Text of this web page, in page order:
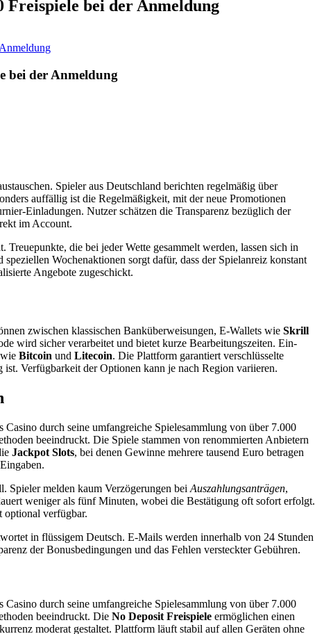
Freispiele bei der Anmeldung
bei der Anmeldung
Spieler aus Deutschland berichten regelmäßig über
auffällig ist die Regelmäßigkeit, mit der neue Promotionen
Einladungen. Nutzer schätzen die Transparenz bezüglich der
im Account.
die bei jeder Wette gesammelt werden, lassen sich in
Wochenaktionen sorgt dafür, dass der Spielanreiz konstant
Angebote zugeschickt.
zwischen klassischen Banküberweisungen, E-Wallets wie Skrill
wird sicher verarbeitet und bietet kurze Bearbeitungszeiten. Ein-
Bitcoin und Litecoin. Die Plattform garantiert verschlüsselte
Verfügbarkeit der Optionen kann je nach Region variieren.
durch seine umfangreiche Spielesammlung von über 7.000
beeindruckt. Die Spiele stammen von renommierten Anbietern
Jackpot Slots, bei denen Gewinne mehrere tausend Euro betragen
Spieler melden kaum Verzögerungen bei Auszahlungsanträgen,
weniger als fünf Minuten, wobei die Bestätigung oft sofort erfolgt.
verfügbar.
in flüssigem Deutsch. E-Mails werden innerhalb von 24 Stunden
der Bonusbedingungen und das Fehlen versteckter Gebühren.
durch seine umfangreiche Spielesammlung von über 7.000
beeindruckt. Die No Deposit Freispiele ermöglichen einen
moderat gestaltet. Plattform läuft stabil auf allen Geräten ohne